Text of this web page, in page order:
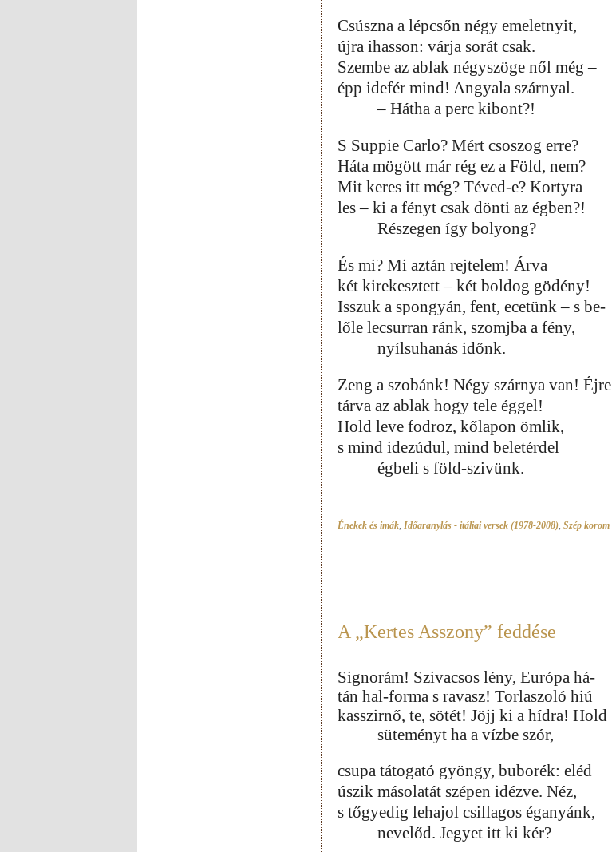
Csúszna a lépcsőn négy emeletnyit,
újra ihasson: várja sorát csak.
Szembe az ablak négyszöge nől még –
épp idefér mind! Angyala szárnyal.
– Hátha a perc kibont?!
S Suppie Carlo? Mért csoszog erre?
Háta mögött már rég ez a Föld, nem?
Mit keres itt még? Téved-e? Kortyra
les – ki a fényt csak dönti az égben?!
Részegen így bolyong?
És mi? Mi aztán rejtelem! Árva
két kirekesztett – két boldog gödény!
Isszuk a spongyán, fent, ecetünk – s be-
lőle lecsurran ránk, szomjba a fény,
nyílsuhanás időnk.
Zeng a szobánk! Négy szárnya van! Éjre
tárva az ablak hogy tele éggel!
Hold leve fodroz, kőlapon ömlik,
s mind idezúdul, mind beletérdel
égbeli s föld-szivünk.
Énekek és imák, Időaranylás - itáliai versek (1978-2008), Szép korom
A „Kertes Asszony” feddése
Signorám! Szivacsos lény, Európa há-
tán hal-forma s ravasz! Torlaszoló hiú
kasszirnő, te, sötét! Jöjj ki a hídra! Hold
süteményt ha a vízbe szór,
csupa tátogató gyöngy, buborék: eléd
úszik másolatát szépen idézve. Néz,
s tőgyedig lehajol csillagos éganyánk,
nevelőd. Jegyet itt ki kér?